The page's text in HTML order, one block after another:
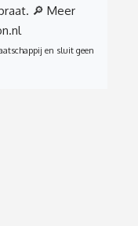
🔎 Meer
en sluit geen